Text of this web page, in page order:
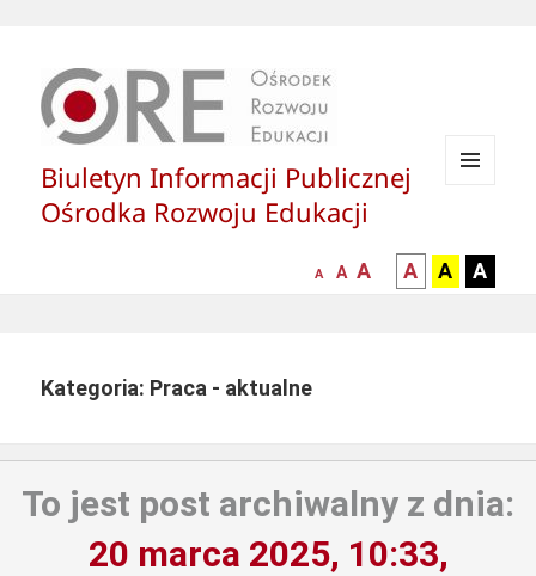
Biuletyn Informacji Publicznej
Ośrodka Rozwoju Edukacji
mniejsza
A
normalna
A
większa-
czcionka
A
kontrast
czarny
A
kontrast
czarny
A
żółty
A
Kategoria: Praca - aktualne
To jest post archiwalny z dnia:
20 marca 2025, 10:33,